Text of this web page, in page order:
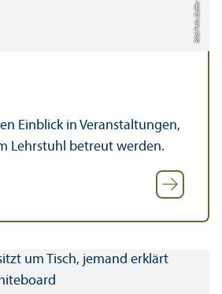
Bild: Felix Zeiffer
Einblick in Veranstaltungen,
Lehr­stuhl betreut werden.